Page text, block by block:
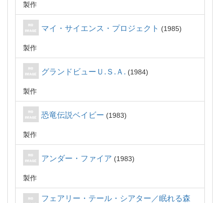
製作
マイ・サイエンス・プロジェクト 1985
製作
グランドビューＵ.Ｓ.Ａ. 1984
製作
恐竜伝説ベイビー 1983
製作
アンダー・ファイア 1983
製作
フェアリー・テール・シアター／眠れる森